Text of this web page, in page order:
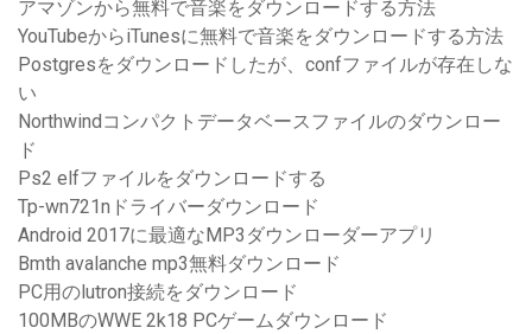
アマゾンから無料で音楽をダウンロードする方法
YouTubeからiTunesに無料で音楽をダウンロードする方法
Postgresをダウンロードしたが、confファイルが存在しな
い
Northwindコンパクトデータベースファイルのダウンロー
ド
Ps2 elfファイルをダウンロードする
Tp-wn721nドライバーダウンロード
Android 2017に最適なMP3ダウンローダーアプリ
Bmth avalanche mp3無料ダウンロード
PC用のlutron接続をダウンロード
100MBのWWE 2k18 PCゲームダウンロード